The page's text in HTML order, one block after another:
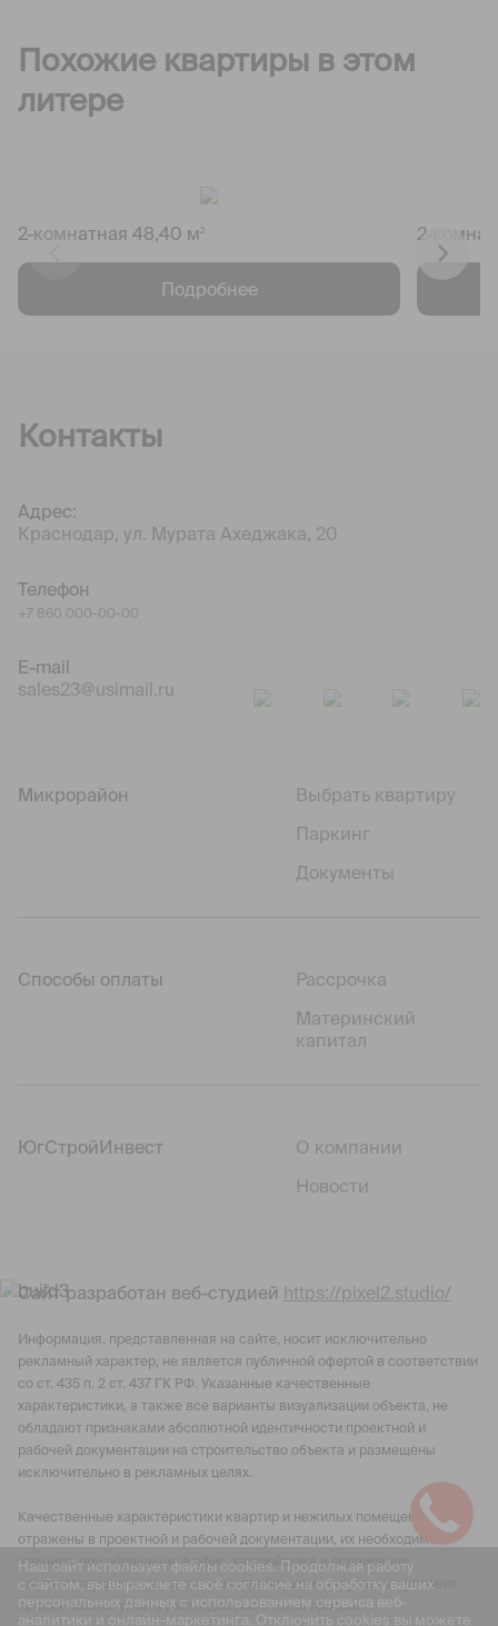
Наш сайт использует файлы cookies. Продолжая работу
с сайтом, вы выражаете своё согласие на обработку ваших
персональных данных с использованием сервиса веб-
аналитики и онлайн-маркетинга. Отключить cookies вы можете
Похожие квартиры в этом
литере
2-комнатная 48,40 м 2
Подробнее
2-
Контакты
Адрес:
Краснодар, ул. Мурата Ахеджака, 20
Телефон
+7 860 000-00-00
E-mail
sales23@usimail.ru
Микрорайон
Выбрать квартиру
Паркинг
Документы
Способы оплаты
Рассрочка
Материнский
капитал
ЮгСтройИнвест
О компании
Новости
Сайт разработан веб-студией https://pixel2.studio/
Информация, представленная на сайте, носит исключительно
рекламный характер, не является публичной офертой в соответствии
со ст. 435 п. 2 ст. 437 ГК РФ. Указанные качественные
характеристики, а также все варианты визуализации объекта, не
обладают признаками абсолютной идентичности проектной и
рабочей документации на строительство объекта и размещены
исключительно в рекламных целях.
Качественные характеристики квартир и нежилых помещений
отражены в проектной и рабочей документации, их необходимо
уточнять при обращении в офис застройщика и подписании
соответствующего договора с застройщиком. Актуальные условия
продаж можно узнать у менеджеров отдела продаж.